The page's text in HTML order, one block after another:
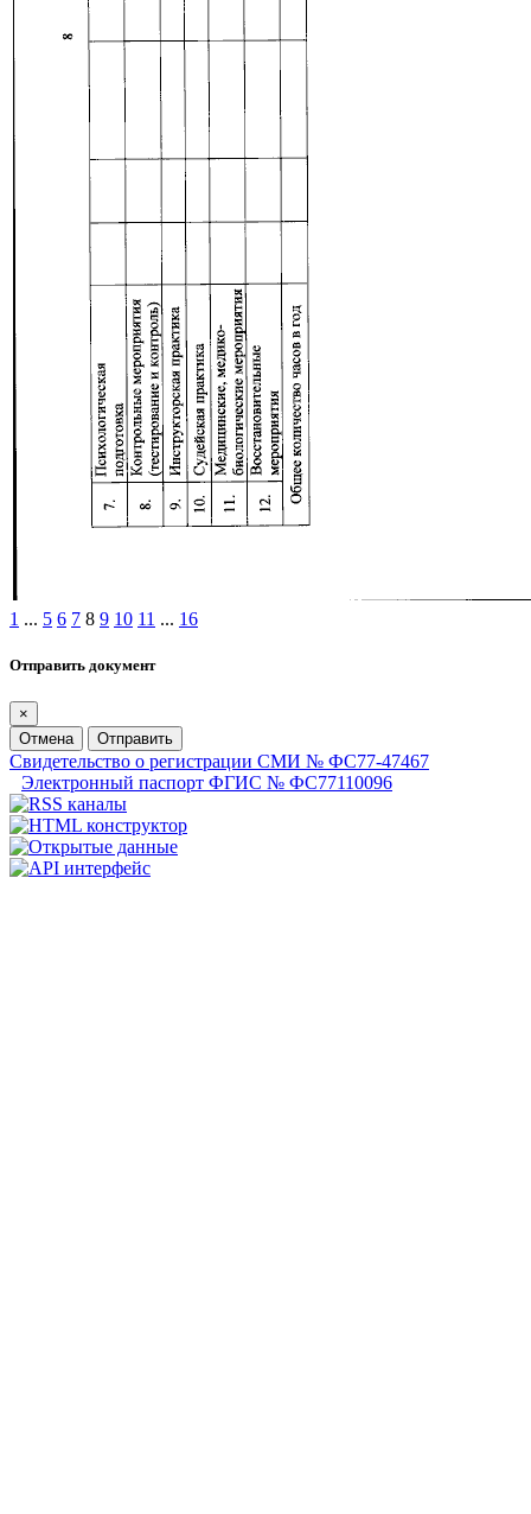
1 ... 5 6 7 8 9 10 11 ... 16
Отправить документ
×
Отмена
Отправить
Свидетельство о регистрации СМИ № ФС77-47467
Электронный паспорт ФГИС № ФС77110096